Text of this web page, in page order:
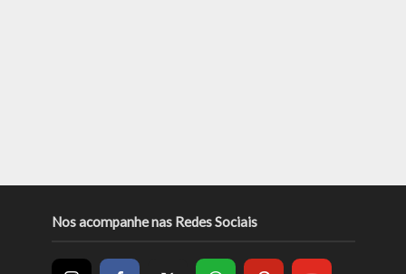
Nos acompanhe nas Redes Sociais